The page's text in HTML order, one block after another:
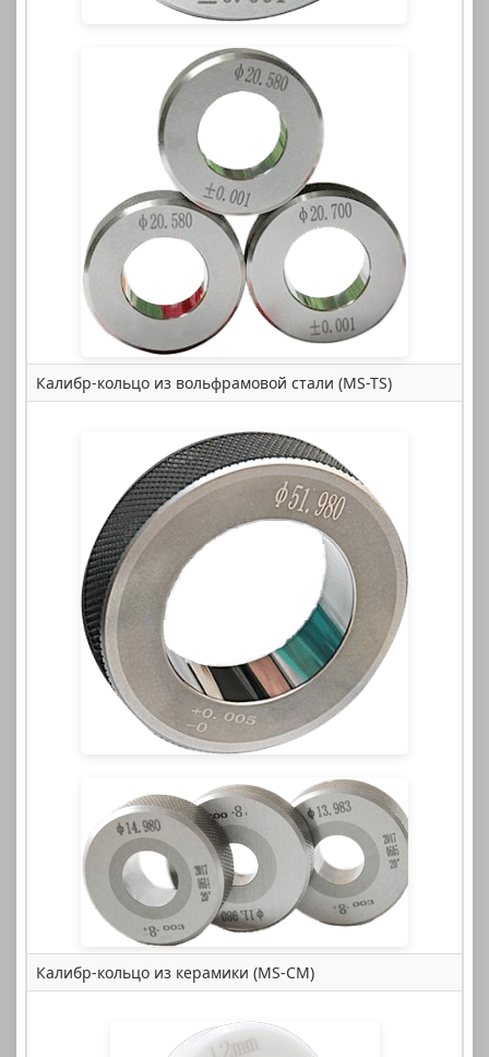
Калибр-кольцо из вольфрамовой стали (MS-TS)
Калибр-кольцо из керамики (MS-CM)